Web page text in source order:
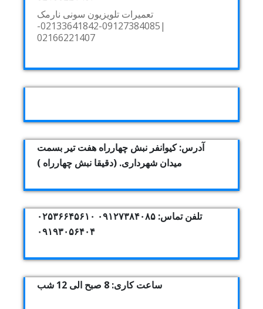
تعمیرات تلویزیون سونی نارمک
|09127384085-02133641842-
02166221407
آدرس: کیوانفر نبش چهارراه هفت تیر بسمت
میدان شهرداری. (دقیقا نبش چهارراه )
تلفن تماس: ۰۹۱۲۷۳۸۴۰۸۵ ۰۲۵۳۶۶۴۵۶۱۰
۰۹۱۹۳۰۵۶۴۰۴
ساعت کاری: 8 صبح الی 12 شب